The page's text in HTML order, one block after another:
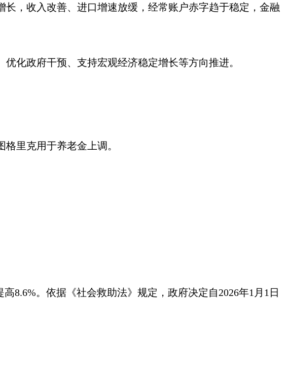
，收入改善、进口增速放缓，经常账户赤字趋于稳定，金融
化政府干预、支持宏观经济稳定增长等方向推进。
格里克用于养老金上调。
8.6%。依据《社会救助法》规定，政府决定自2026年1月1日